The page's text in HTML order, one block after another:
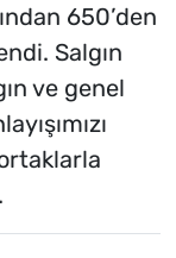
650’den
Salgın
ve genel